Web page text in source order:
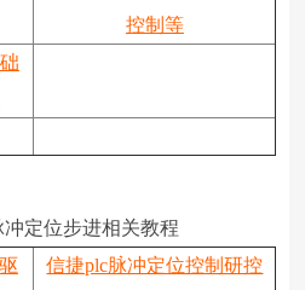
控制等
定位步进相关教程
信捷plc脉冲定位控制研控